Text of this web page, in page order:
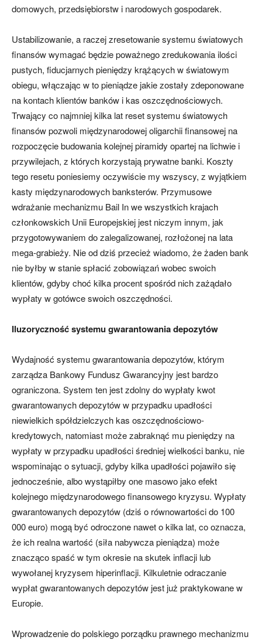
domowych, przedsiębiorstw i narodowych gospodarek.
Ustabilizowanie, a raczej zresetowanie systemu światowych
finansów wymagać będzie poważnego zredukowania ilości
pustych, fiducjarnych pieniędzy krążących w światowym
obiegu, włączając w to pieniądze jakie zostały zdeponowane
na kontach klientów banków i kas oszczędnościowych.
Trwający co najmniej kilka lat reset systemu światowych
finansów pozwoli międzynarodowej oligarchii finansowej na
rozpoczęcie budowania kolejnej piramidy opartej na lichwie i
przywilejach, z których korzystają prywatne banki. Koszty
tego resetu poniesiemy oczywiście my wszyscy, z wyjątkiem
kasty międzynarodowych banksterów. Przymusowe
wdrażanie mechanizmu Bail In we wszystkich krajach
członkowskich Unii Europejskiej jest niczym innym, jak
przygotowywaniem do zalegalizowanej, rozłożonej na lata
mega-grabieży. Nie od dziś przecież wiadomo, że żaden bank
nie byłby w stanie spłacić zobowiązań wobec swoich
klientów, gdyby choć kilka procent spośród nich zażądało
wypłaty w gotówce swoich oszczędności.
Iluzoryczność systemu gwarantowania depozytów
Wydajność systemu gwarantowania depozytów, którym
zarządza Bankowy Fundusz Gwarancyjny jest bardzo
ograniczona. System ten jest zdolny do wypłaty kwot
gwarantowanych depozytów w przypadku upadłości
niewielkich spółdzielczych kas oszczędnościowo-
kredytowych, natomiast może zabraknąć mu pieniędzy na
wypłaty w przypadku upadłości średniej wielkości banku, nie
wspominając o sytuacji, gdyby kilka upadłości pojawiło się
jednocześnie, albo wystąpiłby one masowo jako efekt
kolejnego międzynarodowego finansowego kryzysu. Wypłaty
gwarantowanych depozytów (dziś o równowartości do 100
000 euro) mogą być odroczone nawet o kilka lat, co oznacza,
że ich realna wartość (siła nabywcza pieniądza) może
znacząco spaść w tym okresie na skutek inflacji lub
wywołanej kryzysem hiperinflacji. Kilkuletnie odraczanie
wypłat gwarantowanych depozytów jest już praktykowane w
Europie.
Wprowadzenie do polskiego porządku prawnego mechanizmu